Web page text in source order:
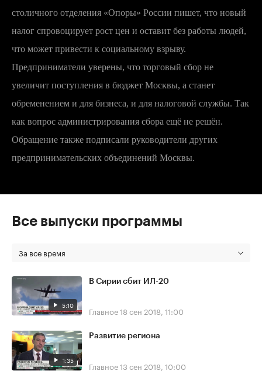
столичного отделения «Опоры» России пишет, что новый
налог спровоцирует рост цен и оставит без работы людей,
что может привести к социальному взрыву.
Предприниматели уверены, что торговый сбор не
увеличит поступления в бюджет Москвы, а станет
обременением и для бизнеса, и для налоговой службы. Так
как вопрос администрирования сбора ещё не решён.
Обращение также подписали руководители других
предпринимательских объединений Москвы.
Все выпуски программы
За все время
5:10
В Сирии сбит ИЛ-20
Главное18 сен 2018, 11:00
1:35
Развитие региона
Главное13 сен 2018, 10:00